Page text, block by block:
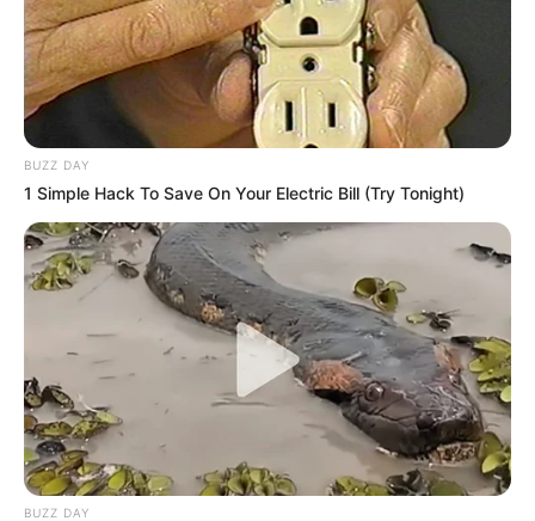
BUZZ DAY
1 Simple Hack To Save On Your Electric Bill (Try Tonight)
BUZZ DAY